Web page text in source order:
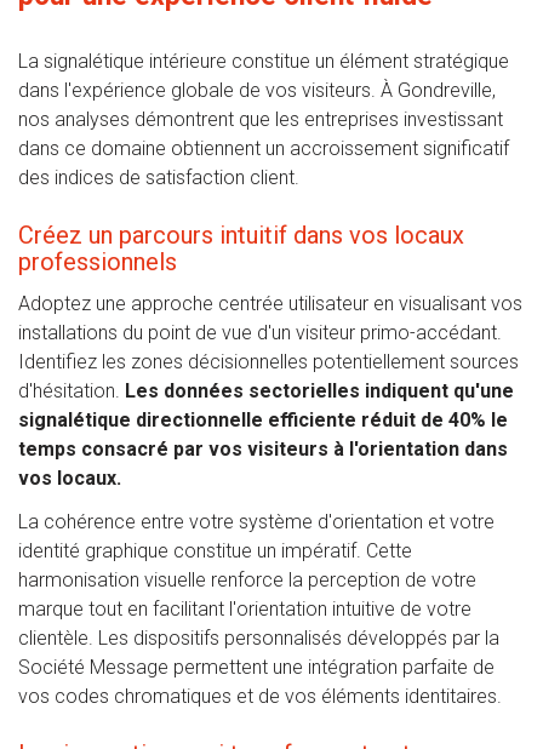
La signalétique intérieure constitue un élément stratégique
dans l'expérience globale de vos visiteurs. À Gondreville,
nos analyses démontrent que les entreprises investissant
dans ce domaine obtiennent un accroissement significatif
des indices de satisfaction client.
Créez un parcours intuitif dans vos locaux
professionnels
Adoptez une approche centrée utilisateur en visualisant vos
installations du point de vue d'un visiteur primo-accédant.
Identifiez les zones décisionnelles potentiellement sources
d'hésitation. Les données sectorielles indiquent qu'une
signalétique directionnelle efficiente réduit de 40% le
temps consacré par vos visiteurs à l'orientation dans
vos locaux.
La cohérence entre votre système d'orientation et votre
identité graphique constitue un impératif. Cette
harmonisation visuelle renforce la perception de votre
marque tout en facilitant l'orientation intuitive de votre
clientèle. Les dispositifs personnalisés développés par la
Société Message permettent une intégration parfaite de
vos codes chromatiques et de vos éléments identitaires.